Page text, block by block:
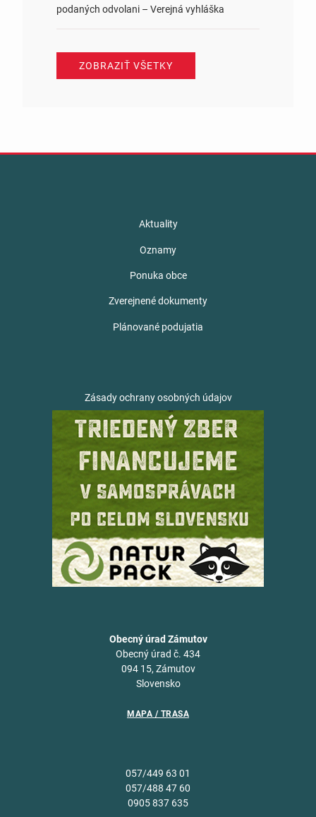
podaných odvolani – Verejná vyhláška
ZOBRAZIŤ VŠETKY
Aktuality
Oznamy
Ponuka obce
Zverejnené dokumenty
Plánované podujatia
Zásady ochrany osobných údajov
Obecný úrad Zámutov
Obecný úrad č. 434
094 15, Zámutov
Slovensko
MAPA / TRASA
057/449 63 01
057/488 47 60
0905 837 635